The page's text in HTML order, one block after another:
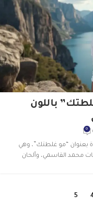
باللون
0
بعنوان “مو غلطتك”، وهي
محمد القاسمي، وألحان
5